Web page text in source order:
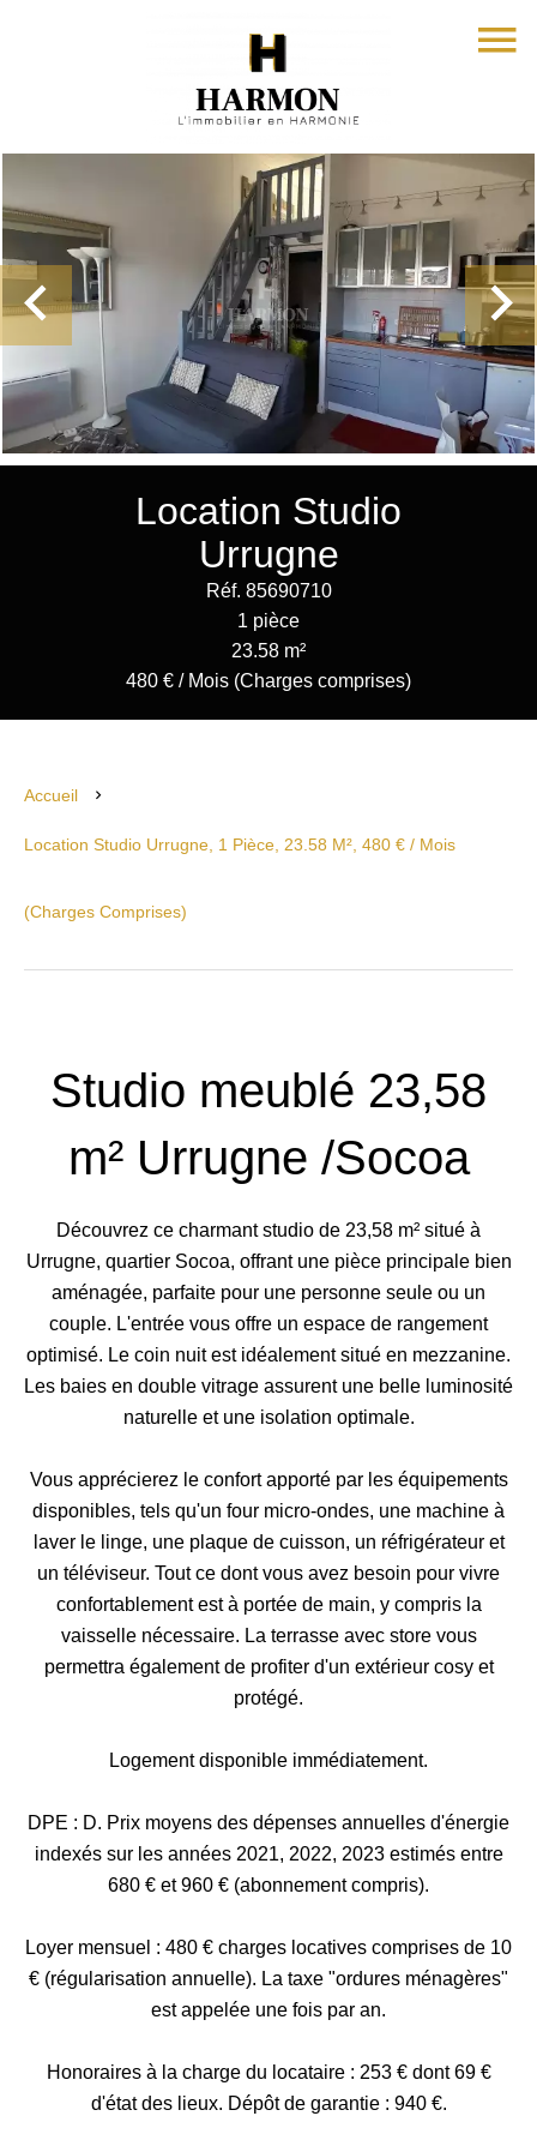
Location Studio
Urrugne
Réf. 85690710
1 pièce
23.58 m²
480 € / Mois (Charges comprises)
Accueil
Location Studio Urrugne, 1 Pièce, 23.58 M², 480 € / Mois
(Charges Comprises)
Studio meublé 23,58
m² Urrugne /Socoa
Découvrez ce charmant studio de 23,58 m² situé à
Urrugne, quartier Socoa, offrant une pièce principale bien
aménagée, parfaite pour une personne seule ou un
couple. L'entrée vous offre un espace de rangement
optimisé. Le coin nuit est idéalement situé en mezzanine.
Les baies en double vitrage assurent une belle luminosité
naturelle et une isolation optimale.
Vous apprécierez le confort apporté par les équipements
disponibles, tels qu'un four micro-ondes, une machine à
laver le linge, une plaque de cuisson, un réfrigérateur et
un téléviseur. Tout ce dont vous avez besoin pour vivre
confortablement est à portée de main, y compris la
vaisselle nécessaire. La terrasse avec store vous
permettra également de profiter d'un extérieur cosy et
protégé.
Logement disponible immédiatement.
DPE : D. Prix moyens des dépenses annuelles d'énergie
indexés sur les années 2021, 2022, 2023 estimés entre
680 € et 960 € (abonnement compris).
Loyer mensuel : 480 € charges locatives comprises de 10
€ (régularisation annuelle). La taxe "ordures ménagères"
est appelée une fois par an.
Honoraires à la charge du locataire : 253 € dont 69 €
d'état des lieux. Dépôt de garantie : 940 €.